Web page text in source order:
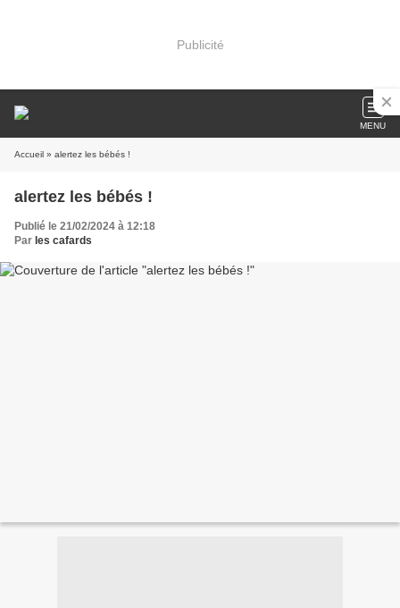
Publicité
MENU
Accueil » alertez les bébés !
alertez les bébés !
Publié le 21/02/2024 à 12:18
Par les cafards